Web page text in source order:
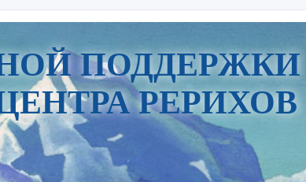
ПОДДЕРЖКИ
РЕРИХОВ